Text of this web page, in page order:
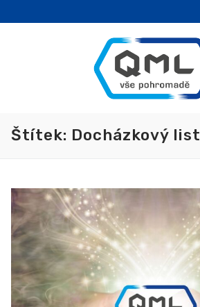
Štítek: Docházkový list